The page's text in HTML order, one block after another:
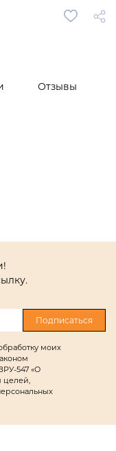
Отзывы
Подписаться
моих
547 «О
целей,